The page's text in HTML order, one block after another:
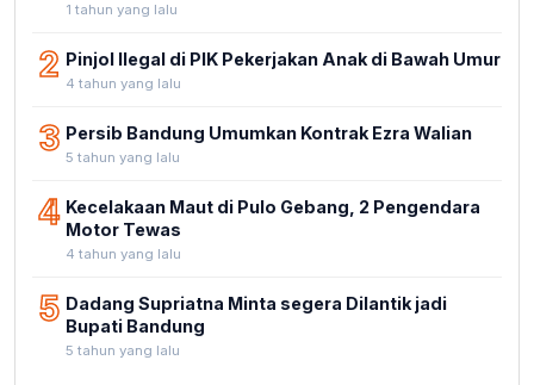
1 tahun yang lalu
2 Pinjol Ilegal di PIK Pekerjakan Anak di Bawah Umur
4 tahun yang lalu
3 Persib Bandung Umumkan Kontrak Ezra Walian
5 tahun yang lalu
4 Kecelakaan Maut di Pulo Gebang, 2 Pengendara
Motor Tewas
4 tahun yang lalu
5 Dadang Supriatna Minta segera Dilantik jadi
Bupati Bandung
5 tahun yang lalu